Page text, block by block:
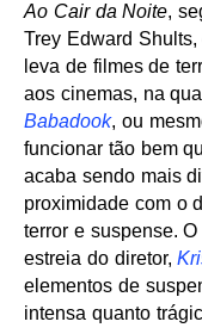
Ao Cair da Noite,
Trey Edward
leva de filmes de
aos cinemas, na
Babadook, ou
funcionar tão bem
acaba sendo mais
proximidade com o
terror e suspense.
estreia do diretor,
elementos de
intensa quanto